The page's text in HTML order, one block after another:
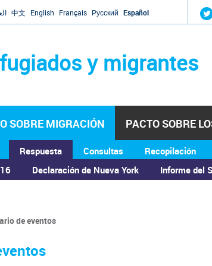
中文 English Français Русский Español
y migrantes
SOBRE MIGRACIÓN
Respuesta
Declaración de Nueva York Informe del
Consultas Recopilación
PACTO SOBRE
de eventos